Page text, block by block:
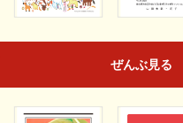
ぜんぶ見る